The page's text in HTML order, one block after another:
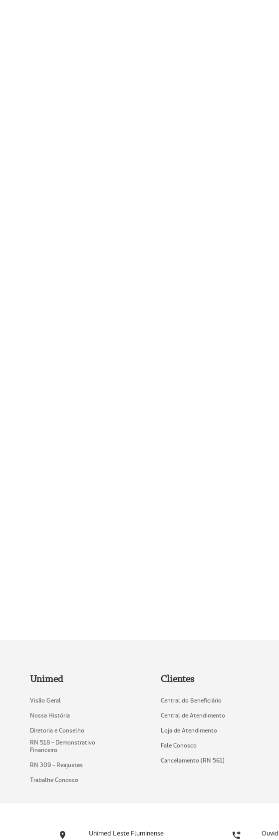
Unimed
Visão Geral
Nossa História
Diretoria e Conselho
RN 518 - Demonstrativo
Financeiro
RN 309 - Reajustes
Trabalhe Conosco
Clientes
Central do Beneficiário
Central de Atendimento
Loja de Atendimento
Fale Conosco
Cancelamento (RN 561)
Unimed Leste Fluminense